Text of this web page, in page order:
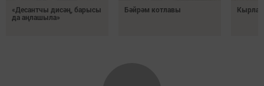
«Десантчы дисәң, барысы
да аңлашыла»
Бәйрәм котлавы